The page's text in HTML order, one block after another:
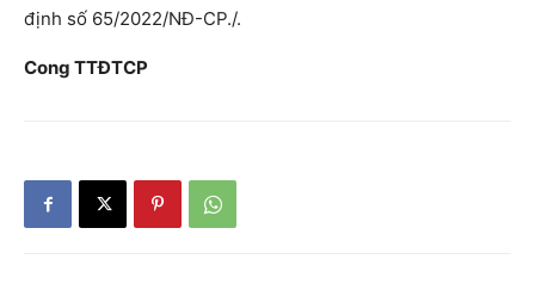
định số 65/2022/NĐ-CP./.
Cong TTĐTCP